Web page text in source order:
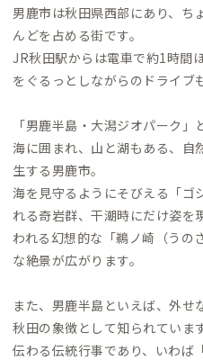
男鹿市は秋田県西部にあり、ち
んどを占める街です。
JR秋田駅からは電車で約1時間
をぐるっとしながらのドライブ
「男鹿半島・大潟ジオパーク
海に囲まれ、山と湖もある、自
生する男鹿市。
海を見守るようにそびえる「ゴ
れる奇岩群、干潮時にだけ姿を
われる幻想的な「鵜ノ崎（うの
な絶景が広がります。
また、男鹿半島といえば、外せ
秋田の象徴として知られていま
伝わる伝統行事であり、いわば